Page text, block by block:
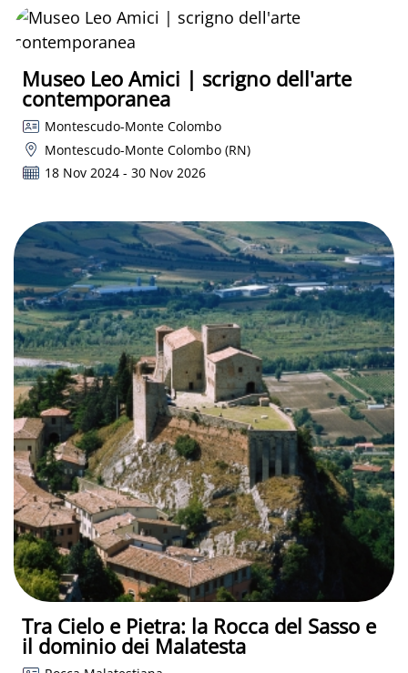
Museo Leo Amici | scrigno dell'arte
contemporanea
Montescudo-Monte Colombo
Montescudo-Monte Colombo (RN)
18 Nov 2024 - 30 Nov 2026
Tra Cielo e Pietra: la Rocca del Sasso e
il dominio dei Malatesta